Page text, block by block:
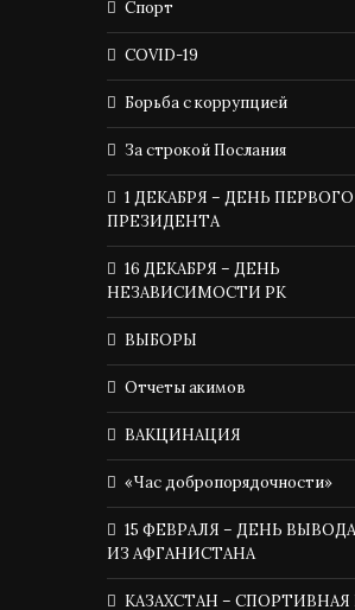
Спорт
COVID-19
Борьба с коррупцией
За строкой Послания
1 ДЕКАБРЯ – ДЕНЬ ПЕРВОГО
ПРЕЗИДЕНТА
16 ДЕКАБРЯ – ДЕНЬ
НЕЗАВИСИМОСТИ РК
ВЫБОРЫ
Отчеты акимов
ВАКЦИНАЦИЯ
«Час добропорядочности»
15 ФЕВРАЛЯ – ДЕНЬ
ИЗ АФГАНИСТАНА
КАЗАХСТАН –